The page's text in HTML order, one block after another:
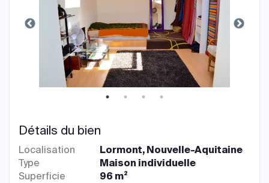
Détails du bien
Localisation
Lormont, Nouvelle-Aquitaine
Type
Maison individuelle
Superficie
96 m²